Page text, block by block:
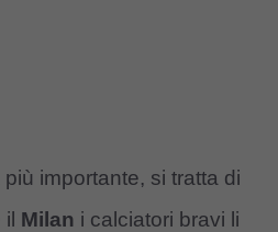
importante, si tratta di
Milan i calciatori bravi li